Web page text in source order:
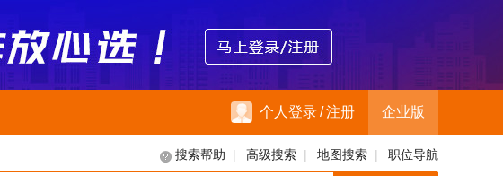
个人登录/注册 企业版
搜索帮助 | 高级搜索 | 地图搜索 | 职位导航